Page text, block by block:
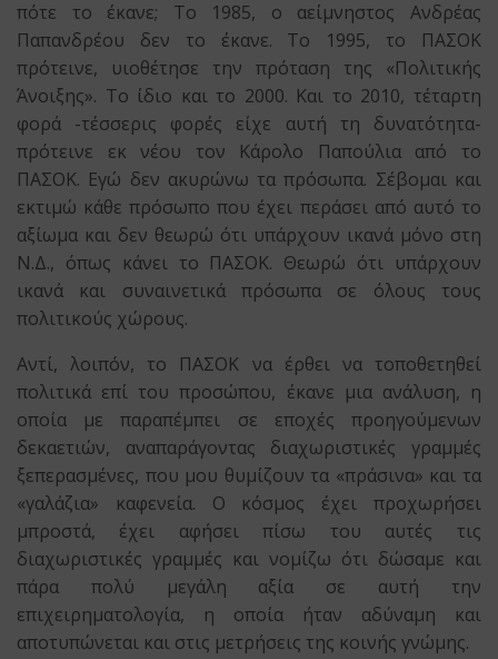
πότε το έκανε; Το 1985, ο αείμνηστος Ανδρέας
Παπανδρέου δεν το έκανε. Το 1995, το ΠΑΣΟΚ
πρότεινε, υιοθέτησε την πρόταση της «Πολιτικής
Άνοιξης». Το ίδιο και το 2000. Και το 2010, τέταρτη
φορά -τέσσερις φορές είχε αυτή τη δυνατότητα-
πρότεινε εκ νέου τον Κάρολο Παπούλια από το
ΠΑΣΟΚ. Εγώ δεν ακυρώνω τα πρόσωπα. Σέβομαι και
εκτιμώ κάθε πρόσωπο που έχει περάσει από αυτό το
αξίωμα και δεν θεωρώ ότι υπάρχουν ικανά μόνο στη
Ν.Δ., όπως κάνει το ΠΑΣΟΚ. Θεωρώ ότι υπάρχουν
ικανά και συναινετικά πρόσωπα σε όλους τους
πολιτικούς χώρους.
Αντί, λοιπόν, το ΠΑΣΟΚ να έρθει να τοποθετηθεί
πολιτικά επί του προσώπου, έκανε μια ανάλυση, η
οποία με παραπέμπει σε εποχές προηγούμενων
δεκαετιών, αναπαράγοντας διαχωριστικές γραμμές
ξεπερασμένες, που μου θυμίζουν τα «πράσινα» και τα
«γαλάζια» καφενεία. Ο κόσμος έχει προχωρήσει
μπροστά, έχει αφήσει πίσω του αυτές τις
διαχωριστικές γραμμές και νομίζω ότι δώσαμε και
πάρα πολύ μεγάλη αξία σε αυτή την
επιχειρηματολογία, η οποία ήταν αδύναμη και
αποτυπώνεται και στις μετρήσεις της κοινής γνώμης.